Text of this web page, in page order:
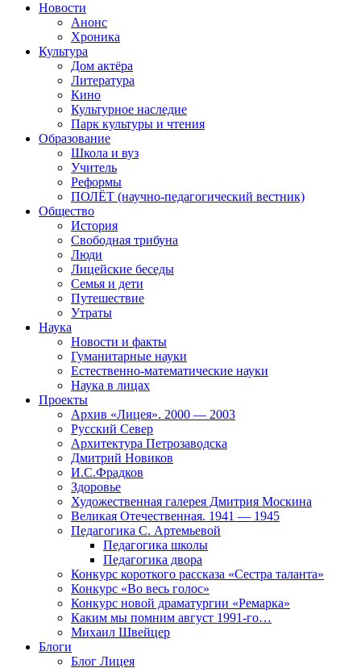
Новости
Анонс
Хроника
Культура
Дом актёра
Литература
Кино
Культурное наследие
Парк культуры и чтения
Образование
Школа и вуз
Учитель
Реформы
ПОЛЁТ (научно-педагогический вестник)
Общество
История
Свободная трибуна
Люди
Лицейские беседы
Семья и дети
Путешествие
Утраты
Наука
Новости и факты
Гуманитарные науки
Естественно-математические науки
Наука в лицах
Проекты
Архив «Лицея». 2000 — 2003
Русский Север
Архитектура Петрозаводска
Дмитрий Новиков
И.С.Фрадков
Здоровье
Художественная галерея Дмитрия Москина
Великая Отечественная. 1941 — 1945
Педагогика С. Артемьевой
Педагогика школы
Педагогика двора
Конкурс короткого рассказа «Сестра таланта»
Конкурс «Во весь голос»
Конкурс новой драматургии «Ремарка»
Каким мы помним август 1991-го…
Михаил Швейцер
Блоги
Блог Лицея